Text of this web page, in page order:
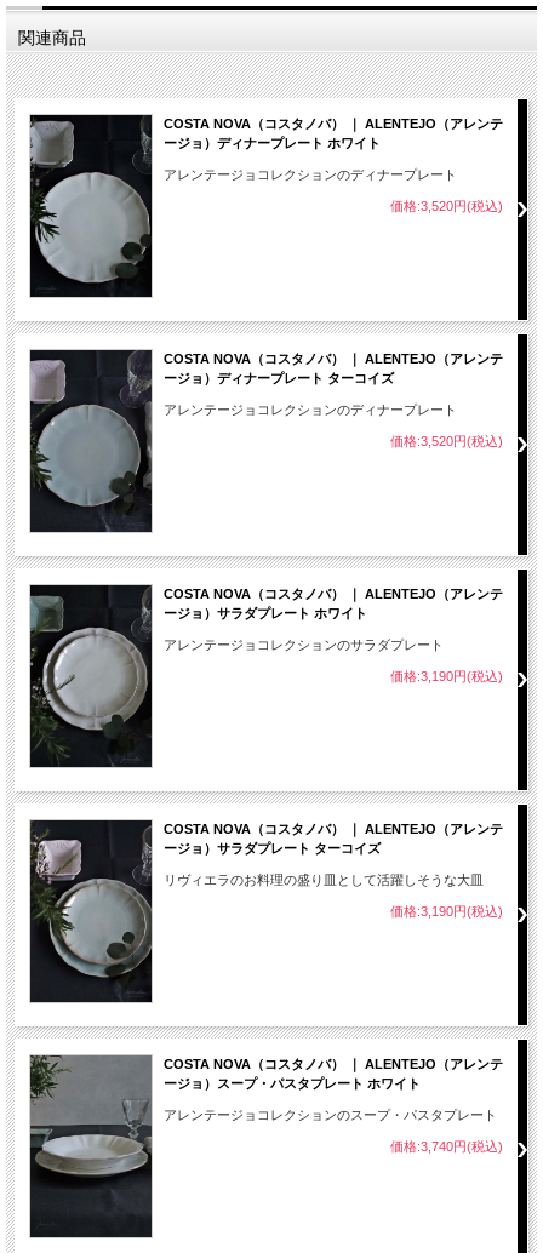
関連商品
COSTA NOVA（コスタノバ） ｜ ALENTEJO（アレンテ
ージョ）ディナープレート ホワイト
アレンテージョコレクションのディナープレート
価格:3,520円(税込)
COSTA NOVA（コスタノバ） ｜ ALENTEJO（アレンテ
ージョ）ディナープレート ターコイズ
アレンテージョコレクションのディナープレート
価格:3,520円(税込)
COSTA NOVA（コスタノバ） ｜ ALENTEJO（アレンテ
ージョ）サラダプレート ホワイト
アレンテージョコレクションのサラダプレート
価格:3,190円(税込)
COSTA NOVA（コスタノバ） ｜ ALENTEJO（アレンテ
ージョ）サラダプレート ターコイズ
リヴィエラのお料理の盛り皿として活躍しそうな大皿
価格:3,190円(税込)
COSTA NOVA（コスタノバ） ｜ ALENTEJO（アレンテ
ージョ）スープ・パスタプレート ホワイト
アレンテージョコレクションのスープ・パスタプレート
価格:3,740円(税込)